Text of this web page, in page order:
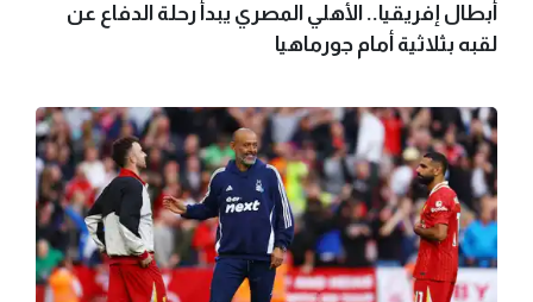
أبطال إفريقيا.. الأهلي المصري يبدأ رحلة الدفاع عن
لقبه بثلاثية أمام جورماهيا